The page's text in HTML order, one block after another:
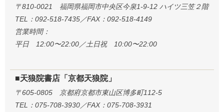
〒810-0021 福岡県福岡市中央区今泉1-9-12 ハイツ三笠２階
TEL：092-518-7435／FAX：092-518-4149
営業時間：
平日 12:00〜22:00／土日祝 10:00〜22:00
■天狼院書店「京都天狼院」
〒605-0805 京都府京都市東山区博多町112-5
TEL：075-708-3930／FAX：075-708-3931